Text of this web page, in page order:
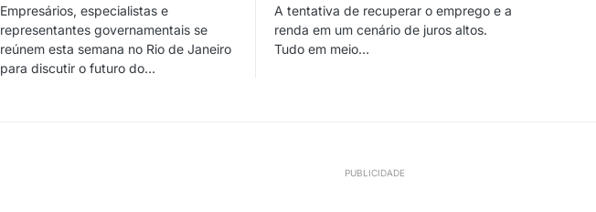
Empresários, especialistas e
representantes governamentais se
reúnem esta semana no Rio de Janeiro
para discutir o futuro do…
A tentativa de recuperar o emprego e a
renda em um cenário de juros altos.
Tudo em meio…